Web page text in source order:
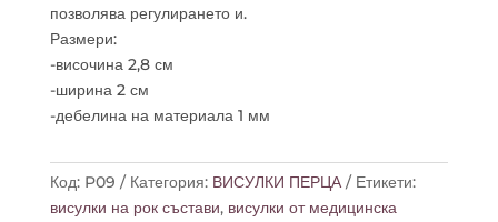
позволява регулирането и.
Размери:
-височина 2,8 см
-ширина 2 см
-дебелина на материала 1 мм
Код: P09 Категория: ВИСУЛКИ ПЕРЦА
Етикети:
висулки на рок състави, висулки от медицинска